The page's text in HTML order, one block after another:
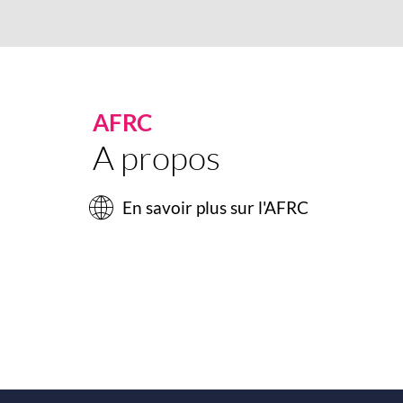
AFRC
A propos
En savoir plus sur l'AFRC